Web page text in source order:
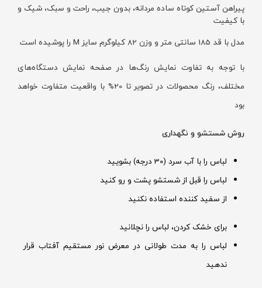
پیراهن آستین کوتاه ساده مردانه، بدون جیب، راحت و سبک، شیک و
با کیفیت
مدل با قد 185 سانتی متر و وزن 82 کیلوگرم سایز M را پوشیده است
با توجه به تفاوت نمایش رنگ‌ها در صفحه نمایش دستگاه‌های
مختلف، رنگ محصولات در تصویر تا 20% با واقعیت متفاوت خواهد
بود
روش شستشو و نگهداری
لباس را با آب سرد (30 درجه) بشویید
لباس را قبل از شستشو پشت و رو کنید
از سفید کننده استفاده نکنید
برای خشک کردن، لباس را نچلانید
لباس را به مدت طولانی در معرض نور مستقیم آفتاب قرار
ندهید